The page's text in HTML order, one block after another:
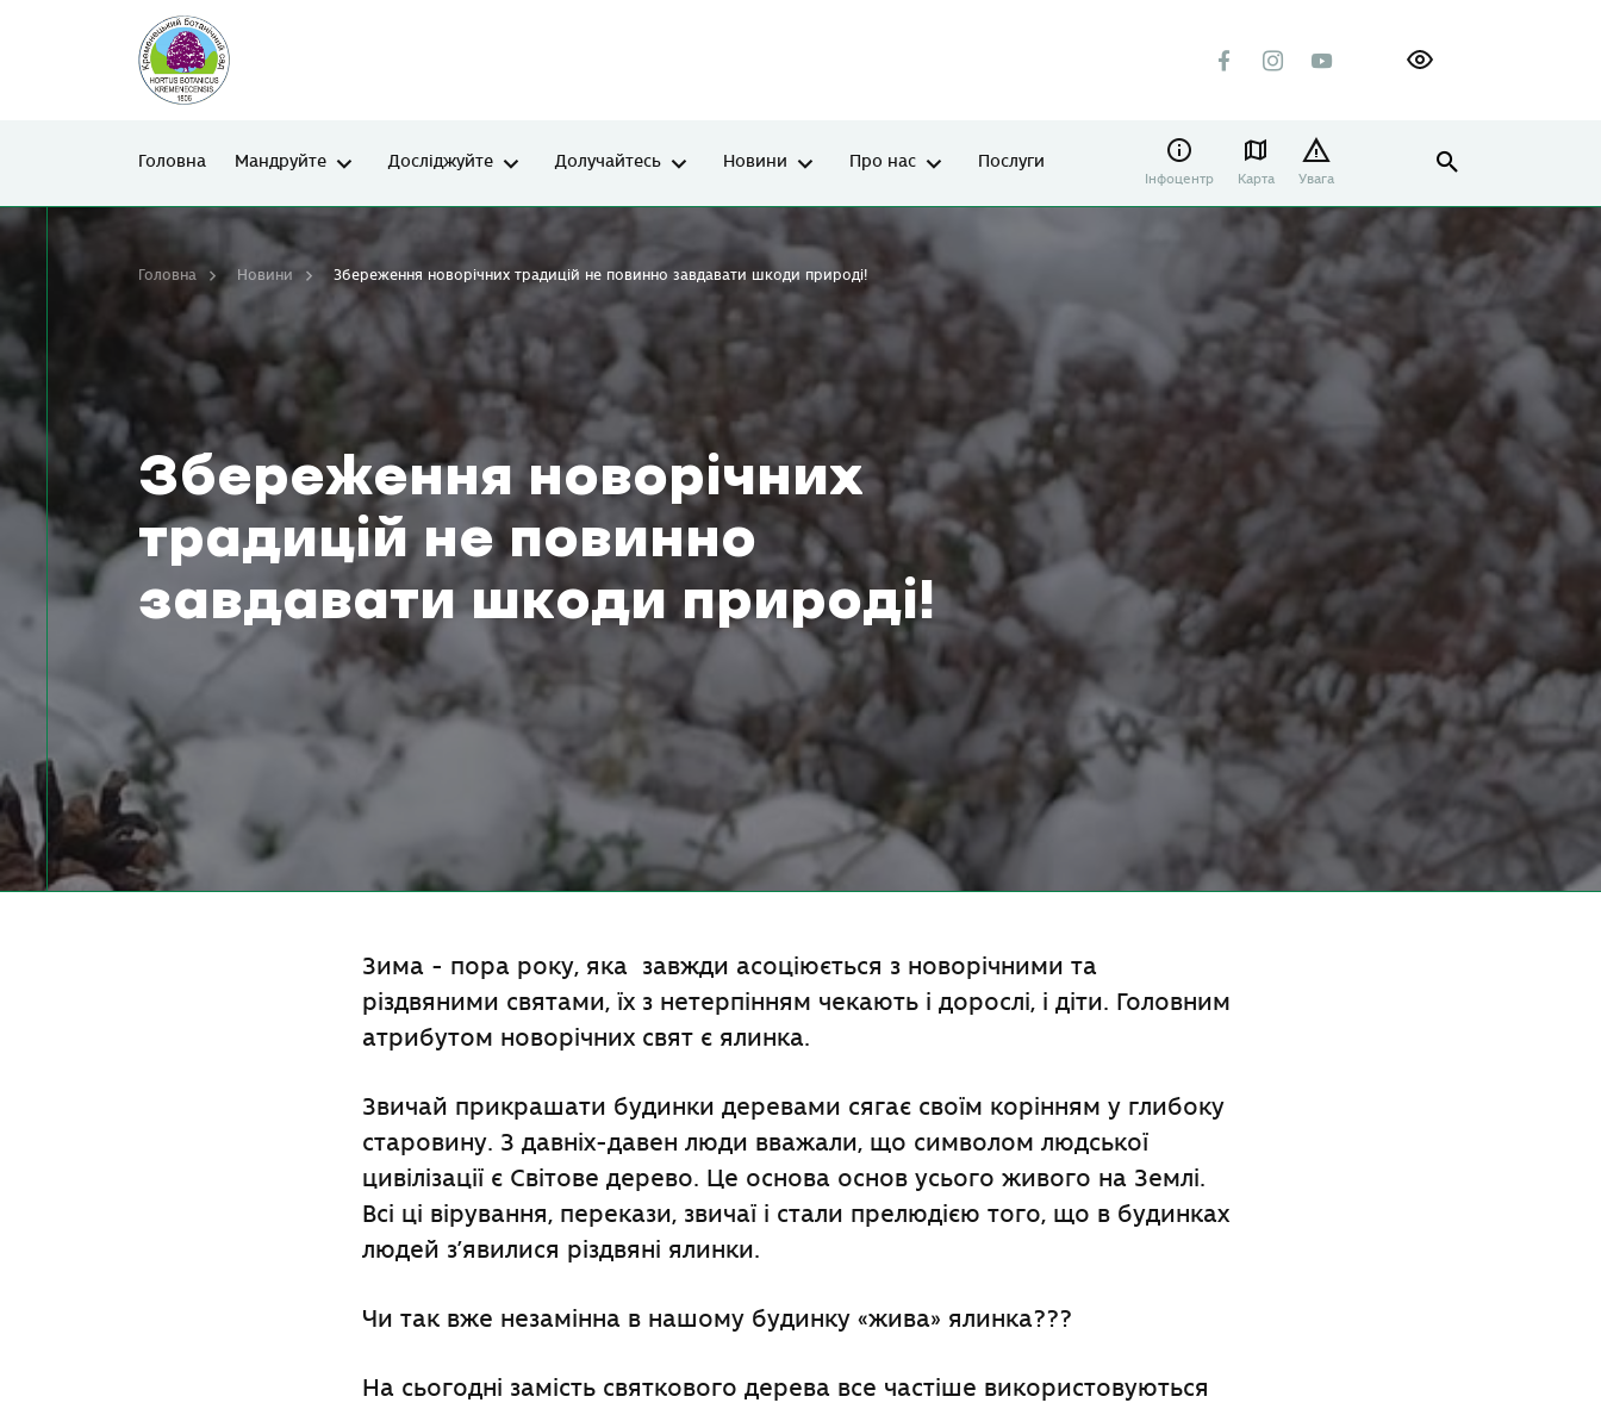
Головна Мандруйте Досліджуйте Долучайтесь Новини Про нас Послуги
Інфоцентр Карта Увага
Збереження новорічних
традицій не повинно
завдавати шкоди природі!
Головна Новини Збереження новорічних традицій не повинно завдавати шкоди природі!
Зима - пора року, яка завжди асоціюється з новорічними та
різдвяними святами, їх з нетерпінням чекають і дорослі, і діти. Головним
атрибутом новорічних свят є ялинка.
Звичай прикрашати будинки деревами сягає своїм корінням у глибоку
старовину. З давніх-давен люди вважали, що символом людської
цивілізації є Світове дерево. Це основа основ усього живого на Землі.
Всі ці вірування, перекази, звичаї і стали прелюдією того, що в будинках
людей з’явилися різдвяні ялинки.
Чи так вже незамінна в нашому будинку «жива» ялинка???
На сьогодні замість святкового дерева все частіше використовуються